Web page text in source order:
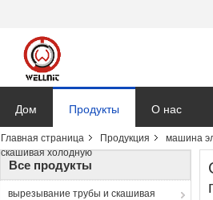
Дом Продукты О нас
Главная страница Продукция машина
скашивая холодную
Все продукты
вырезывание трубы и скашивая